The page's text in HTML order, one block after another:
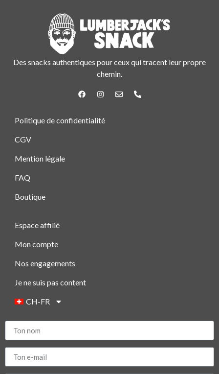
Des snacks authentiques pour ceux qui tracent leur propre
chemin.
Politique de confidentialité
CGV
Mention légale
FAQ
Boutique
Espace affilié
Mon compte
Nos engagements
Je ne suis pas content
CH-FR